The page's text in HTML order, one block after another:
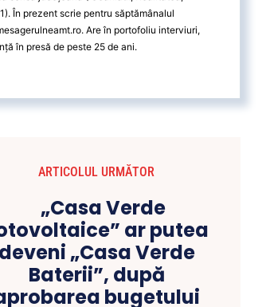
În prezent scrie pentru săptămânalul
Are în portofoliu interviuri,
în presă de peste 25 de ani.
ARTICOLUL URMĂTOR